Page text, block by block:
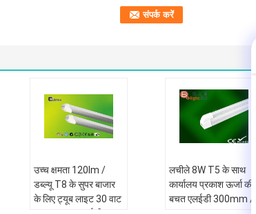
उच्च क्षमता 120lm /
डब्ल्यू T8 के सुपर बाजार
के लिए ट्यूब लाइट 30 वाट
लचीले 8W T5 के साथ
कार्यालय प्रकाश ऊर्जा की
बचत एलईडी 300mm /